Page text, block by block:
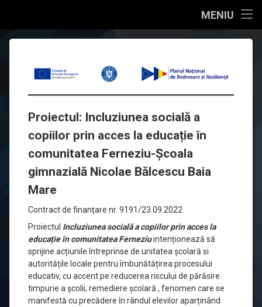
MENIU
Organizare
Documente manageriale
Educație
Res. umane
Contact
Promovare
„Nicolae
Bălcescu”
Arenei,
0262-210 180
Email
PNRAS-
0381-
Incluziunea
socială
copiilor
prin
acces
educație
Proiectul: Incluziunea socială a
copiilor prin acces la educație în
comunitatea Ferneziu-Școala
gimnazială Nicolae Bălcescu Baia
Mare
Contract de finanțare nr. 9191/23.09.2022
Proiectul Incluziunea socială a copiilor prin acces la
educație în comunitatea Ferneziuintenționează să
sprijine acțiunile întreprinse de unitatea școlară si
autoritățile locale pentru îmbunătățirea procesului
educativ, cu accent pe reducerea riscului de părăsire
timpurie a școlii, remediere școlară , fenomen care se
manifestă cu precădere în rândul elevilor aparținând